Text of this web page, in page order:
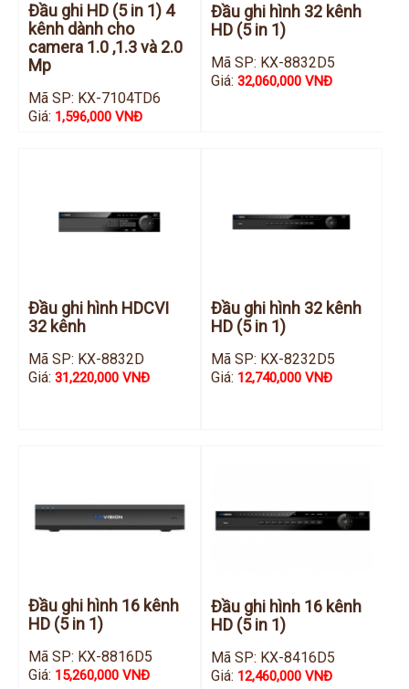
Đầu ghi HD (5 in 1) 4
kênh dành cho
camera 1.0 ,1.3 và 2.0
Mp
Mã SP: KX-7104TD6
Giá: 1,596,000 VNĐ
Đầu ghi hình 32 kênh
HD (5 in 1)
Mã SP: KX-8832D5
Giá: 32,060,000 VNĐ
Đầu ghi hình HDCVI
32 kênh
Mã SP: KX-8832D
Giá:31,220,000 VNĐ
Đầu ghi hình 32 kênh
HD (5 in 1)
Mã SP: KX-8232D5
Giá: 12,740,000 VNĐ
Đầu ghi hình 16 kênh
HD (5 in 1)
Mã SP: KX-8816D5
Giá: 15,260,000 VNĐ
Đầu ghi hình 16 kênh
HD (5 in 1)
Mã SP: KX-8416D5
Giá: 12,460,000 VNĐ